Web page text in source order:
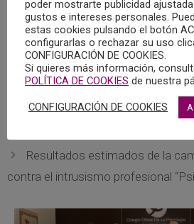
recogen todas las actividades
La documentación se encuentra
Transparencia, al que se puede
este enlace.
VIII Edición del Certamen de
Resultados estimados de la
contra el intrusismo profesional
poder mostrarte publicidad
gustos e intereses personales.
estas cookies pulsando el botón
configurarlas o rechazar su uso
CONFIGURACIÓN DE COOKIES.
Si quieres más información,
POLÍTICA DE COOKIES de nuestra
CONFIGURACIÓN DE COOKIES